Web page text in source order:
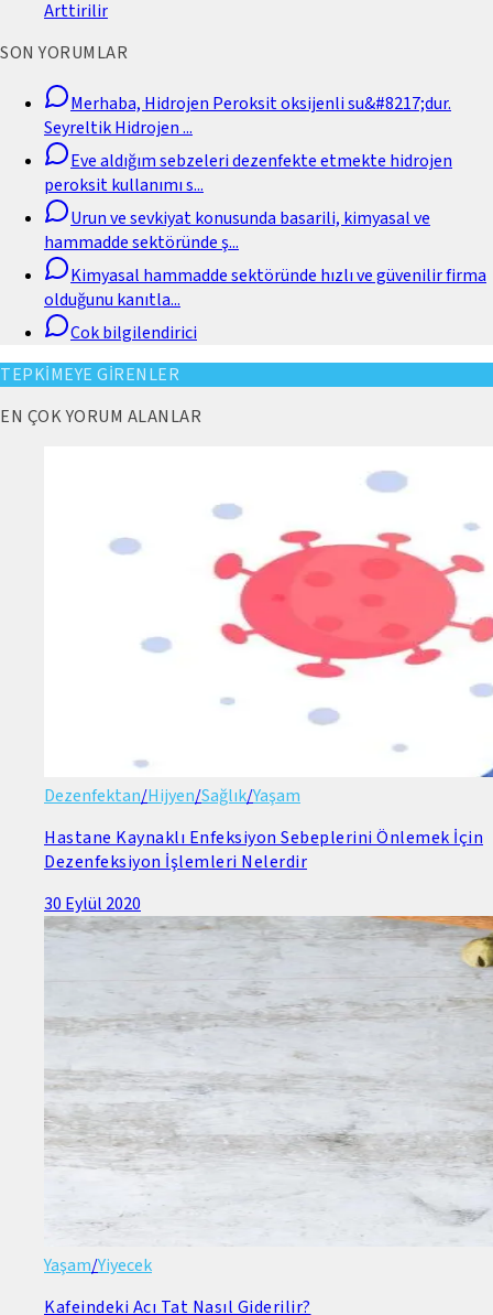
Arttirilir
SON YORUMLAR
Merhaba, Hidrojen Peroksit oksijenli su&#8217;dur.
Seyreltik Hidrojen...
Eve aldığım sebzeleri dezenfekte etmekte hidrojen
peroksit kullanımı s...
Urun ve sevkiyat konusunda basarili, kimyasal ve
hammadde sektöründe ş...
Kimyasal hammadde sektöründe hızlı ve güvenilir firma
olduğunu kanıtla...
Cok bilgilendirici
TEPKİMEYE GİRENLER
EN ÇOK YORUM ALANLAR
Dezenfektan/Hijyen/Sağlık/Yaşam
Hastane Kaynaklı Enfeksiyon Sebeplerini Önlemek İçin
Dezenfeksiyon İşlemleri Nelerdir
30 Eylül 2020
Yaşam/Yiyecek
Kafeindeki Acı Tat Nasıl Giderilir?